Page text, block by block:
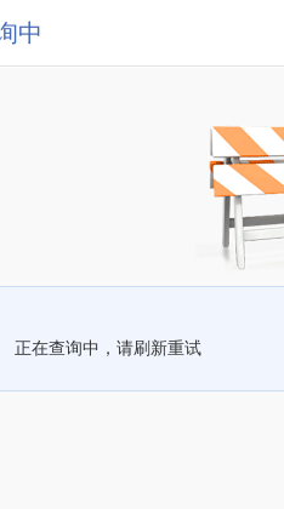
中
正在查询中，请刷新重试